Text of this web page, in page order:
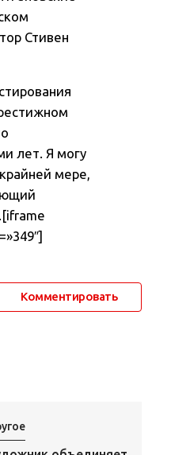
Стивен
лет. Я могу
мере,
Комментировать